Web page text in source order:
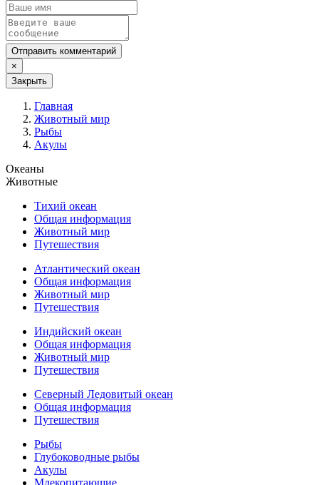
Отправить комментарий
×
Закрыть
Главная
Животный мир
Рыбы
Акулы
Океаны
Животные
Тихий океан
Общая информация
Животный мир
Путешествия
Атлантический океан
Общая информация
Животный мир
Путешествия
Индийский океан
Общая информация
Животный мир
Путешествия
Северный Ледовитый океан
Общая информация
Путешествия
Рыбы
Глубоководные рыбы
Акулы
Млекопитающие